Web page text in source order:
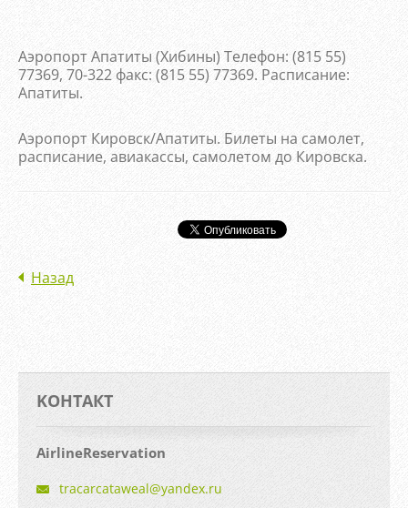
Аэропорт Апатиты (Хибины) Телефон: (815 55)
77369, 70-322 факс: (815 55) 77369. Расписание:
Апатиты.
Аэропорт Кировск/Апатиты. Билеты на самолет,
расписание, авиакассы, самолетом до Кировска.
Назад
KOНТАКТ
AirlineReservation
tracarcataweal@yandex.ru